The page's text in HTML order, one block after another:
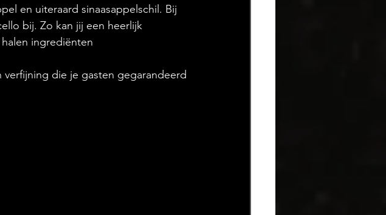
en uiteraard sinaasappelschil. Bij
bij. Zo kan jij een heerlijk
ingrediënten
die je gasten gegarandeerd